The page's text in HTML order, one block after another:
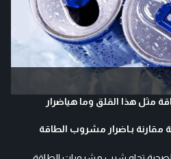
مثل هذا القلق وما هياضرار
مقارنة بـاضرار مشروب الطاقة